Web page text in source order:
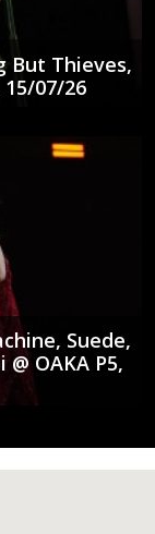
But Thieves,
07/26
Suede,
@ ΟΑΚΑ P5,